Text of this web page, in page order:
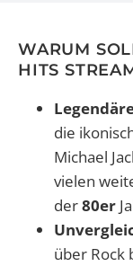
WARUM
HITS
die
Michael
vielen
der80er
über Rock